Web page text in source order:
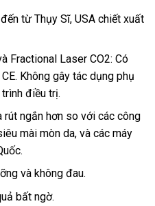
từ Thụy Sĩ, USA chiết xuất
Fractional Laser CO2: Có
Không gây tác dụng phụ
điều trị.
rút ngắn hơn so với các công
mài mòn da, và các máy
và không đau.
bất ngờ.